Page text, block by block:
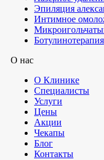
Эпиляция
Интимное
Ботулинотерапия
О нас
О Клинике
Специалисты
Услуги
Цены
Акции
Чекапы
Блог
Контакты